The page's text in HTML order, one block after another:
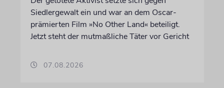
Siedlergewalt ein und war an dem Oscar-
prämierten Film »No Other Land« beteiligt.
Jetzt steht der mutmaßliche Täter vor Gericht
07.08.2026